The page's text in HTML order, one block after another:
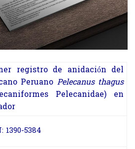
registro de anidación del
Peruano Pelecanus thagus
Pelecanidae) en
1390-5384